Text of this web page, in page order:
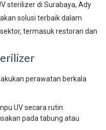
sterilizer di Surabaya, Ady
solusi terbaik dalam
termasuk restoran dan
perawatan berkala
UV secara rutin
pada tabung atau